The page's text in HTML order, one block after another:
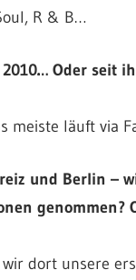
R & B…
Oder seit
läuft via
und Berlin –
dort unsere